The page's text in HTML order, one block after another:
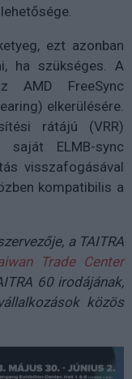
ezt azonban
ha szükséges. A
AMD FreeSync
elkerülésére.
rátájú (VRR)
ELMB-sync
visszafogásával
kompatibilis a
a TAITRA
Trade Center
60 irodájának,
közös